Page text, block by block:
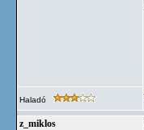
Haladó
z_miklos